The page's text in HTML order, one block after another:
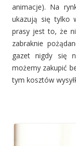
animacje). Na
ukazują się tylko
prasy jest to, że
zabraknie
gazet nigdy się
możemy zakupić
tym kosztów